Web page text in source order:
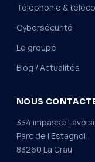
Téléphonie &
Cybersécurité
Le groupe
Blog / Actualités
NOUS
334 impasse
Parc de l'Estagnol
83260 La Crau